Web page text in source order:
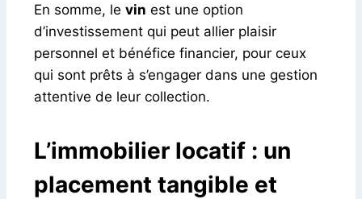
En somme, le vin est une option
d’investissement qui peut allier plaisir
personnel et bénéfice financier, pour ceux
qui sont prêts à s’engager dans une gestion
attentive de leur collection.
L’immobilier locatif : un
placement tangible et